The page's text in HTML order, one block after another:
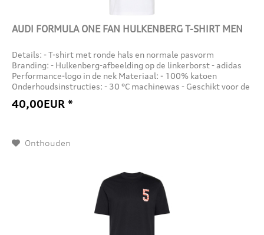
AUDI FORMULA ONE FAN HULKENBERG T-SHIRT MEN
Details: - T-shirt met ronde hals en normale pasvorm
Branding: - Hulkenberg-afbeelding op de linkerborst - adidas
Performance-logo in de nek Materiaal: - 100% katoen
Onderhoudsinstructies: - 30 °C machinewas - Geschikt voor de
40,00EUR *
Onthouden